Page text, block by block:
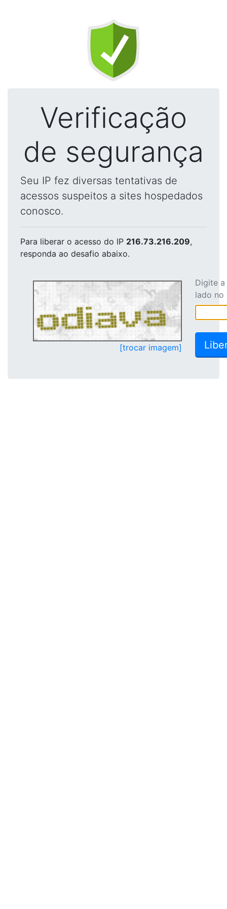
Verificação
de segurança
Seu IP fez diversas tentativas de
acessos suspeitos a sites hospedados
conosco.
Para liberar o acesso do IP 216.73.216.209,
responda ao desafio abaixo.
[trocar imagem]
Digite
lado no